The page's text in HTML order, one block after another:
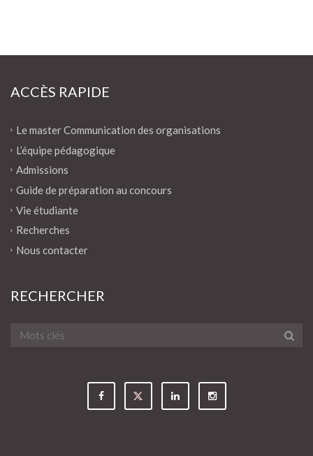
ACCÈS RAPIDE
Le master Communication des organisations
L’équipe pédagogique
Admissions
Guide de préparation au concours
Vie étudiante
Recherches
Nous contacter
RECHERCHER